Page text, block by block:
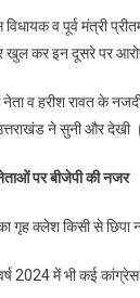
व पूर्व मंत्री
खुल कर इन दूसरे पर
व हरीश रावत के
ने सुनी और देखी ।
पर बीजेपी की नजर
गृह क्लेश किसी से
2024 में भी कई कांग्रेस